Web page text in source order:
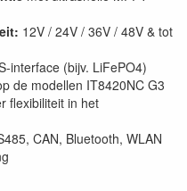
12V / 24V / 36V / 48V & tot
interface (bijv. LiFePO4)
de modellen IT8420NC G3
flexibiliteit in het
CAN, Bluetooth, WLAN